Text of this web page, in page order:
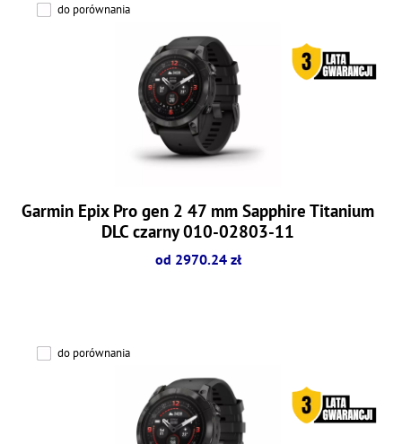
do porównania
Garmin Epix Pro gen 2 47 mm Sapphire Titanium
DLC czarny 010-02803-11
od 2970.24 zł
do porównania